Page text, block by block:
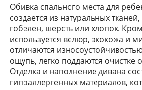
Обивка спального места для
создается из натуральных тканей,
гобелен, шерсть или хлопок.
используется велюр, экокожа и
отличаются
ощупь, легко поддаются очистке
Отделка и наполнение дивана
гипоаллергенных материалов,